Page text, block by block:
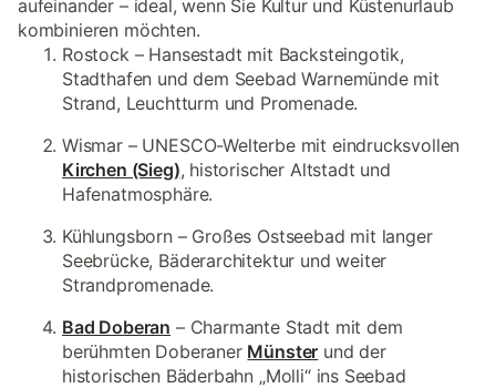
aufeinander – ideal, wenn Sie Kultur und Küstenurlaub
kombinieren möchten.
Rostock – Hansestadt mit Backsteingotik,
Stadthafen und dem Seebad Warnemünde mit
Strand, Leuchtturm und Promenade.
Wismar – UNESCO-Welterbe mit eindrucksvollen
Kirchen (Sieg), historischer Altstadt und
Hafenatmosphäre.
Kühlungsborn – Großes Ostseebad mit langer
Seebrücke, Bäderarchitektur und weiter
Strandpromenade.
Bad Doberan – Charmante Stadt mit dem
berühmten Doberaner Münster und der
historischen Bäderbahn „Molli“ ins Seebad